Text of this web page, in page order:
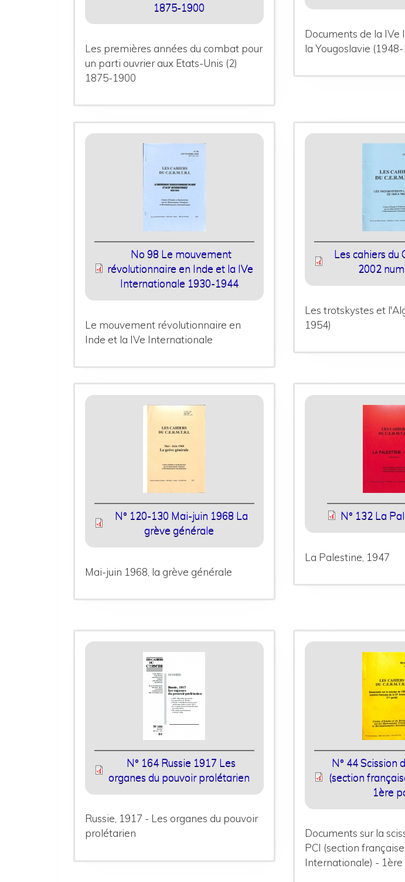
1875-1900
Les premières années du combat pour
un parti ouvrier aux Etats-Unis (2)
1875-1900
Documents de la IVe
la Yougoslavie
No 98 Le mouvement
révolutionnaire en Inde et la IVe
Internationale 1930-1944
Le mouvement révolutionnaire en
Inde et la IVe Internationale
Les cahiers du
2002
Les trotskystes et
1954)
N° 120-130 Mai-juin 1968 La
grève générale
Mai-juin 1968, la grève générale
N° 132 La
La Palestine, 1947
N° 164 Russie 1917 Les
organes du pouvoir prolétarien
Russie, 1917 - Les organes du pouvoir
prolétarien
N° 44 Scission
(section
1ère
Documents sur la
PCI (section
Internationale) -